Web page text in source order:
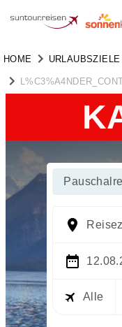
HOME URLAUBSZIELE
Alle